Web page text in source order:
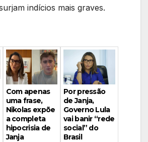
indícios mais graves.
Com apenas
uma frase,
Nikolas expõe
a completa
hipocrisia de
Janja
Por pressão
de Janja,
Governo Lula
vai banir “rede
social” do
Brasil